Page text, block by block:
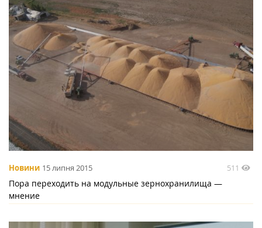
Новини 15 липня 2015 511
Пора переходить на модульные зернохранилища —
мнение